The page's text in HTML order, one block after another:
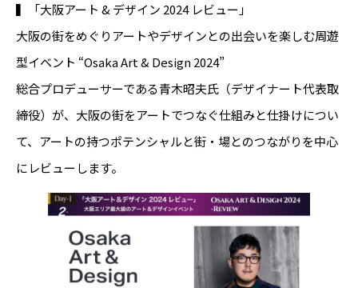
▍「大阪アート & デザイン 2024 レビュー」
大阪の街をめぐりアートやデザインとの出会いを楽しむ周遊
型イベント “Osaka Art & Design 2024”
総合プロデューサーである青木昭夫氏（デザイナート代表取
締役）が、大阪の街をアートでつなぐ仕組みと仕掛けについ
て、アートの持つポテンシャルと街・場とのつながりを中心
にレビューします。